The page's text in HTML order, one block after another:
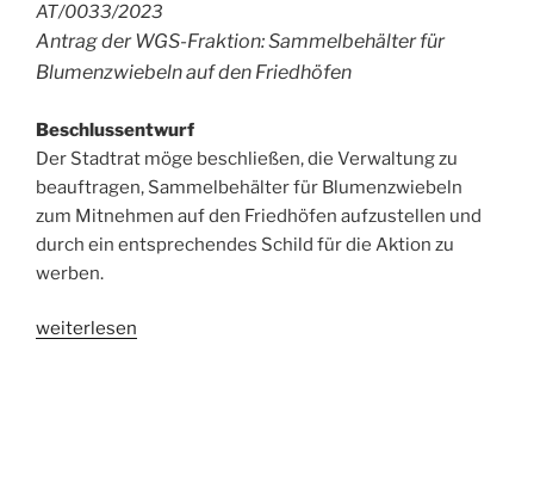
AT/0033/2023
Antrag der WGS-Fraktion: Sammelbehälter für
Blumenzwiebeln auf den Friedhöfen
Beschlussentwurf
Der Stadtrat möge beschließen, die Verwaltung zu
beauftragen, Sammelbehälter für Blumenzwiebeln
zum Mitnehmen auf den Friedhöfen aufzustellen und
durch ein entsprechendes Schild für die Aktion zu
werben.
„Antrag:
weiterlesen